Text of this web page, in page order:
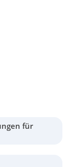
für